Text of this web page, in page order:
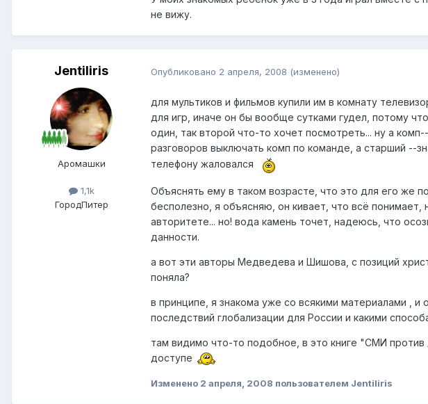
не вижу.
Jentiliris
Аромашки
1,1k
ГородПитер
Опубликовано 2 апреля, 2008 (изменено)
для мультиков и фильмов купили им в комнату
для игр, иначе он бы вообще сутками гудел, потому
один, так второй что-то хочет посмотреть... ну а
разговоров выключать комп по команде, а старший --
телефону жаловался
Объяснять ему в таком возрасте, что это для его же
бесполезно, я объясняю, он кивает, что всё
авторитете... но! вода камень точет, надеюсь, что
данности.
а вот эти авторы Медведева и Шишова, с позиций
поняла?
в принципе, я знакома уже со всякими материалами , и
последствий глобализации для России и какими
там видимо что-то подобное, в это книге "СМИ
доступе
Изменено 2 апреля, 2008 пользователем Jentiliris